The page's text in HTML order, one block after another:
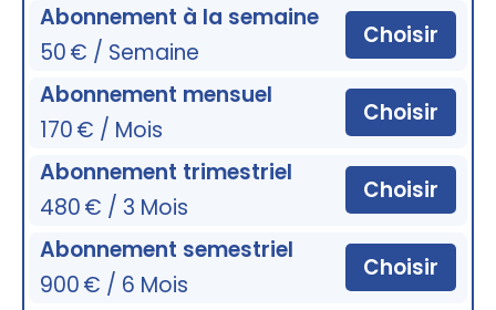
Abonnement à la semaine
50 € / Semaine
Choisir
Abonnement mensuel
170 € / Mois
Choisir
Abonnement trimestriel
480 € / 3 Mois
Choisir
Abonnement semestriel
900 € / 6 Mois
Choisir